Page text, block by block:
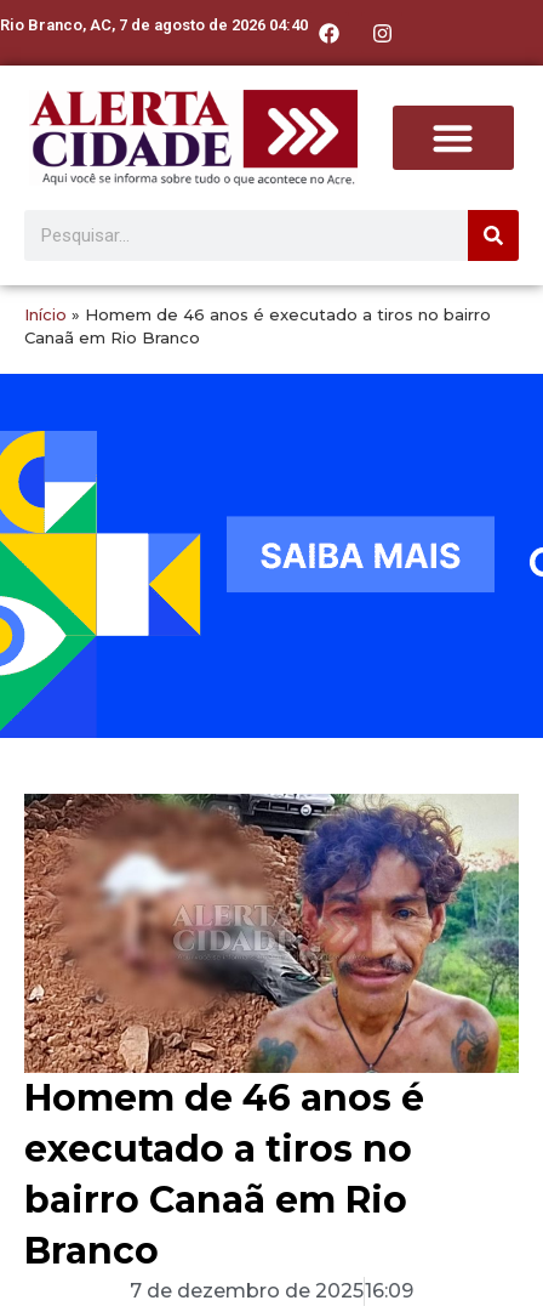
Rio Branco, AC, 7 de agosto de 2026 04:40
Início » Homem de 46 anos é executado a tiros no bairro
Canaã em Rio Branco
Homem de 46 anos é
executado a tiros no
bairro Canaã em Rio
Branco
7 de dezembro de 202516:09